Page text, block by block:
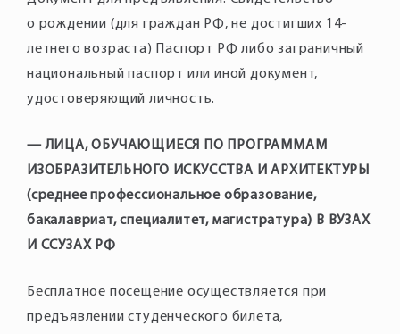
о рождении (для граждан РФ, не достигших 14-
летнего возраста) Паспорт РФ либо заграничный
национальный паспорт или иной документ,
удостоверяющий личность.
— ЛИЦА, ОБУЧАЮЩИЕСЯ ПО ПРОГРАММАМ
ИЗОБРАЗИТЕЛЬНОГО ИСКУССТВА И АРХИТЕКТУРЫ
(среднее профессиональное образование,
бакалавриат, специалитет, магистратура) В ВУЗАХ
И ССУЗАХ РФ
Бесплатное посещение осуществляется при
предъявлении студенческого билета,